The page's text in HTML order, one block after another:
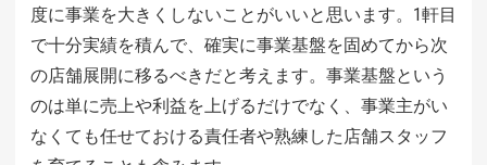
度に事業を大きくしないことがいいと思います。1軒目
で十分実績を積んで、確実に事業基盤を固めてから次
の店舗展開に移るべきだと考えます。事業基盤という
のは単に売上や利益を上げるだけでなく、事業主がい
なくても任せておける責任者や熟練した店舗スタッフ